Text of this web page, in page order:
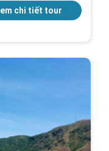
chi tiết tour